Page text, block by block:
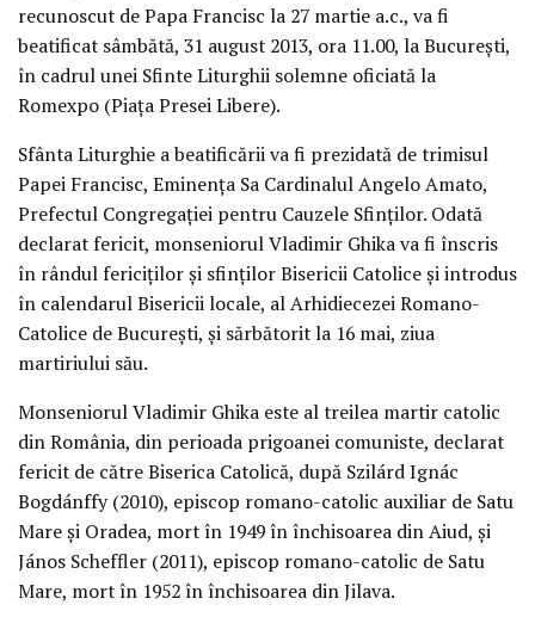
recunoscut de Papa Francisc la 27 martie a.c., va fi
beatificat sâmbătă, 31 august 2013, ora 11.00, la Bucureşti,
în cadrul unei Sfinte Liturghii solemne oficiată la
Romexpo (Piaţa Presei Libere).
Sfânta Liturghie a beatificării va fi prezidată de trimisul
Papei Francisc, Eminenţa Sa Cardinalul Angelo Amato,
Prefectul Congregaţiei pentru Cauzele Sfinţilor. Odată
declarat fericit, monseniorul Vladimir Ghika va fi înscris
în rândul fericiţilor şi sfinţilor Bisericii Catolice şi introdus
în calendarul Bisericii locale, al Arhidiecezei Romano-
Catolice de Bucureşti, şi sărbătorit la 16 mai, ziua
martiriului său.
Monseniorul Vladimir Ghika este al treilea martir catolic
din România, din perioada prigoanei comuniste, declarat
fericit de către Biserica Catolică, după Szilárd Ignác
Bogdánffy (2010), episcop romano-catolic auxiliar de Satu
Mare şi Oradea, mort în 1949 în închisoarea din Aiud, şi
János Scheffler (2011), episcop romano-catolic de Satu
Mare, mort în 1952 în închisoarea din Jilava.